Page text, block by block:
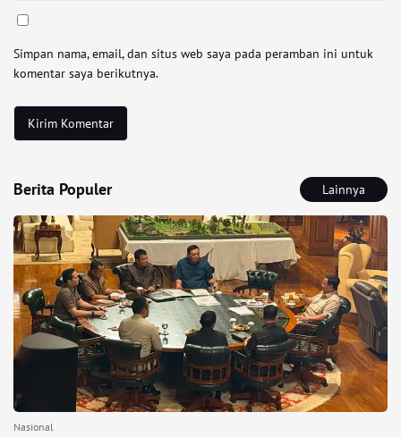
Simpan nama, email, dan situs web saya pada peramban ini untuk
komentar saya berikutnya.
Berita Populer Lainnya
Nasional